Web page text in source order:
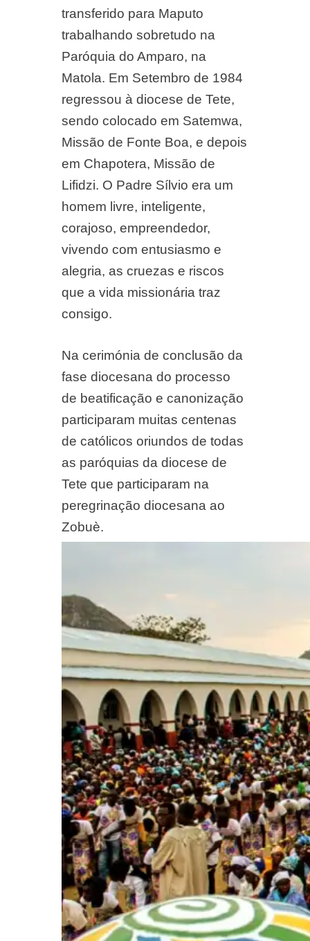
transferido para Maputo
trabalhando sobretudo na
Paróquia do Amparo, na
Matola. Em Setembro de 1984
regressou à diocese de Tete,
sendo colocado em Satemwa,
Missão de Fonte Boa, e depois
em Chapotera, Missão de
Lifidzi. O Padre Sílvio era um
homem livre, inteligente,
corajoso, empreendedor,
vivendo com entusiasmo e
alegria, as cruezas e riscos
que a vida missionária traz
consigo.
Na cerimónia de conclusão da
fase diocesana do processo
de beatificação e canonização
participaram muitas centenas
de católicos oriundos de todas
as paróquias da diocese de
Tete que participaram na
peregrinação diocesana ao
Zobuè.